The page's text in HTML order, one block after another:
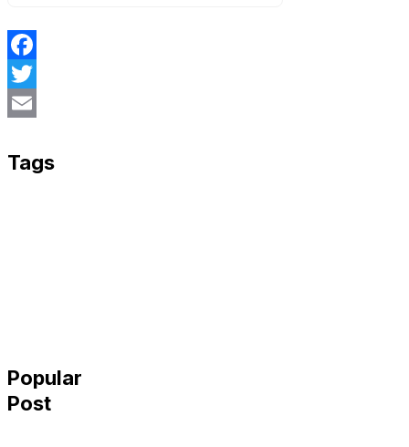
Facebook
Twitter
Tags
Popular
Post